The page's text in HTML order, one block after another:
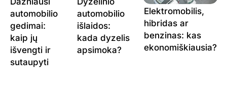
automobilio
gedimai:
kaip jų
išvengti ir
sutaupyti
automobilio
išlaidos:
kada dyzelis
apsimoka?
Elektromobilis,
hibridas ar
benzinas: kas
ekonomiškiausia?